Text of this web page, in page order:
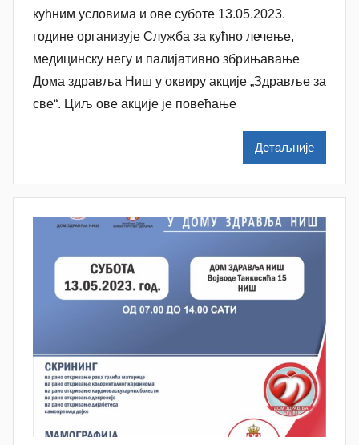
о
р
N
a
u
t
n
o
кућним условима и ове суботе 13.05.2023.
године организује Службa за кућно лечење,
медицинску негу и палијативно збрињавање
Дома здравља Ниш у оквиру акције „Здравље за
све“. Циљ ове акције је повећање
Детаљније